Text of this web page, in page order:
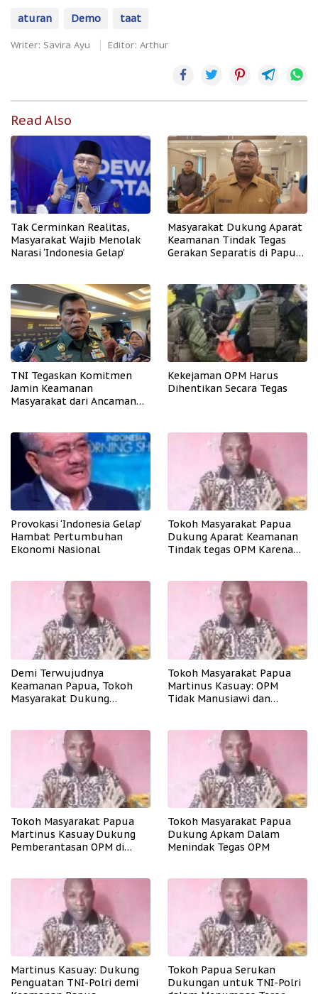
aturan Demo taat
Writer: Savira Ayu Editor: Arthur
Read Also
Tak Cerminkan Realitas,
Masyarakat Wajib Menolak
Narasi ‘Indonesia Gelap’
Masyarakat Dukung Aparat
Keamanan Tindak Tegas
Gerakan Separatis di Papua
TNI Tegaskan Komitmen
Jamin Keamanan
Masyarakat dari Ancaman
Kekejaman OPM Harus
Dihentikan Secara Tegas
Provokasi ‘Indonesia Gelap’
Hambat Pertumbuhan
Ekonomi Nasional
Tokoh Masyarakat Papua
Dukung Aparat Keamanan
Tindak tegas OPM Karena
Demi Terwujudnya
Keamanan Papua, Tokoh
Masyarakat Dukung
Tokoh Masyarakat Papua
Martinus Kasuay: OPM
Tidak Manusiawi dan
Tokoh Masyarakat Papua
Martinus Kasuay Dukung
Pemberantasan OPM di
Tokoh Masyarakat Papua
Dukung Apkam Dalam
Menindak Tegas OPM
Martinus Kasuay: Dukung
Penguatan TNI-Polri demi
Tokoh Papua Serukan
Dukungan untuk TNI-Polri